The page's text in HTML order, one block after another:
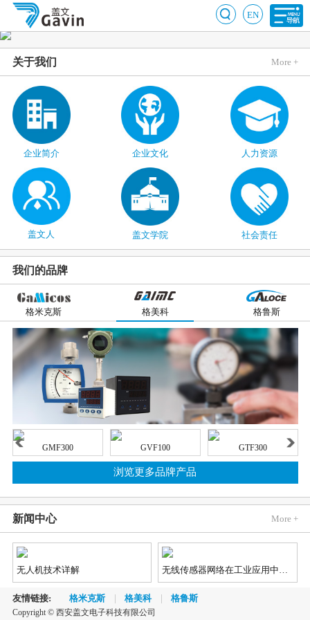
EN
关于我们 More +
企业简介 企业文化 人力资源
盖文人 盖文学院 社会责任
我们的品牌
格米克斯 格美科 格鲁斯
GMF300 GVF100 GTF300
浏览更多品牌产品
新闻中心 More +
无人机技术详解 无线传感器网络在工业应用中的发展趋势
2018《蓝牙市场最新资讯》
友情链接: 格米克斯 格美科 格鲁斯
Copyright © 西安盖文电子科技有限公司